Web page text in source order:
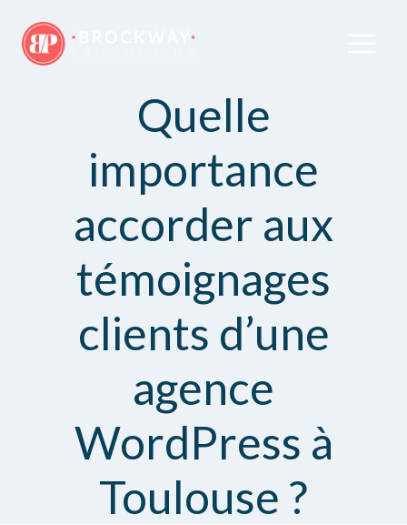
Quelle
importance
accorder aux
témoignages
clients d’une
agence
WordPress à
Toulouse ?